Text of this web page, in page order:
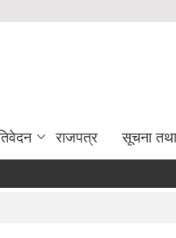
राजपत्र सूचना